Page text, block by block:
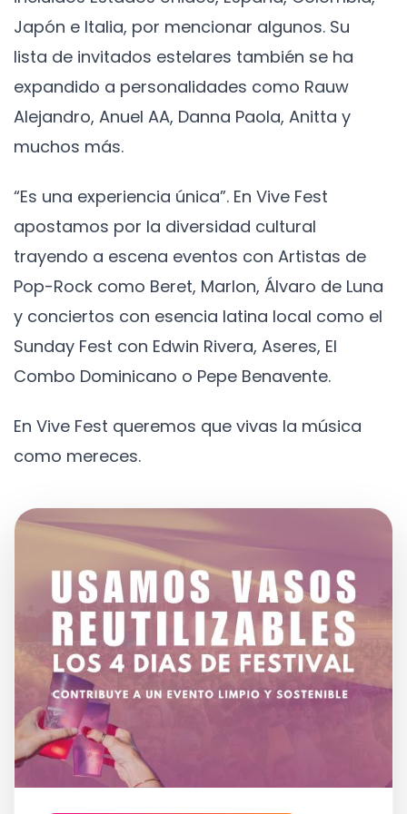
Japón e Italia, por mencionar algunos. Su
lista de invitados estelares también se ha
expandido a personalidades como Rauw
Alejandro, Anuel AA, Danna Paola, Anitta y
muchos más.
“Es una experiencia única”. En Vive Fest
apostamos por la diversidad cultural
trayendo a escena eventos con Artistas de
Pop-Rock como Beret, Marlon, Álvaro de Luna
y conciertos con esencia latina local como el
Sunday Fest con Edwin Rivera, Aseres, El
Combo Dominicano o Pepe Benavente.
En Vive Fest queremos que vivas la música
como mereces.